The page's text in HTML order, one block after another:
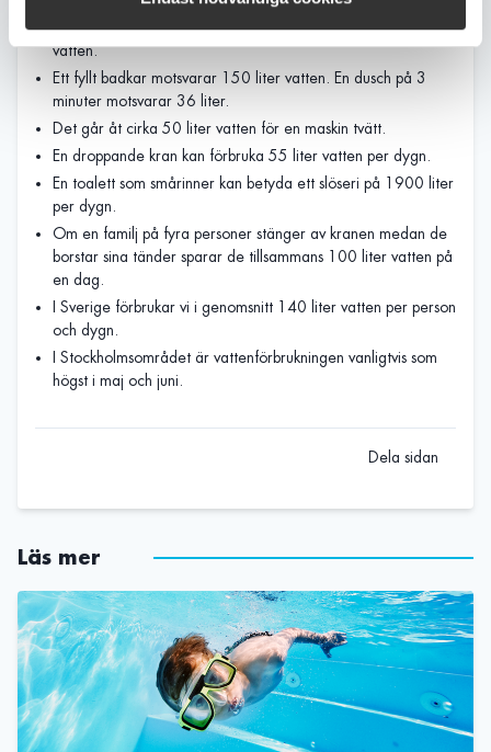
För varje minut som kranen står och rinner går det åt 6 liter
vatten.
Ett fyllt badkar motsvarar 150 liter vatten. En dusch på 3
minuter motsvarar 36 liter.
Det går åt cirka 50 liter vatten för en maskin tvätt.
En droppande kran kan förbruka 55 liter vatten per dygn.
En toalett som smårinner kan betyda ett slöseri på 1900 liter
per dygn.
Om en familj på fyra personer stänger av kranen medan de
borstar sina tänder sparar de tillsammans 100 liter vatten på
en dag.
I Sverige förbrukar vi i genomsnitt 140 liter vatten per person
och dygn.
I Stockholmsområdet är vattenförbrukningen vanligtvis som
högst i maj och juni.
Dela sidan
Läs mer